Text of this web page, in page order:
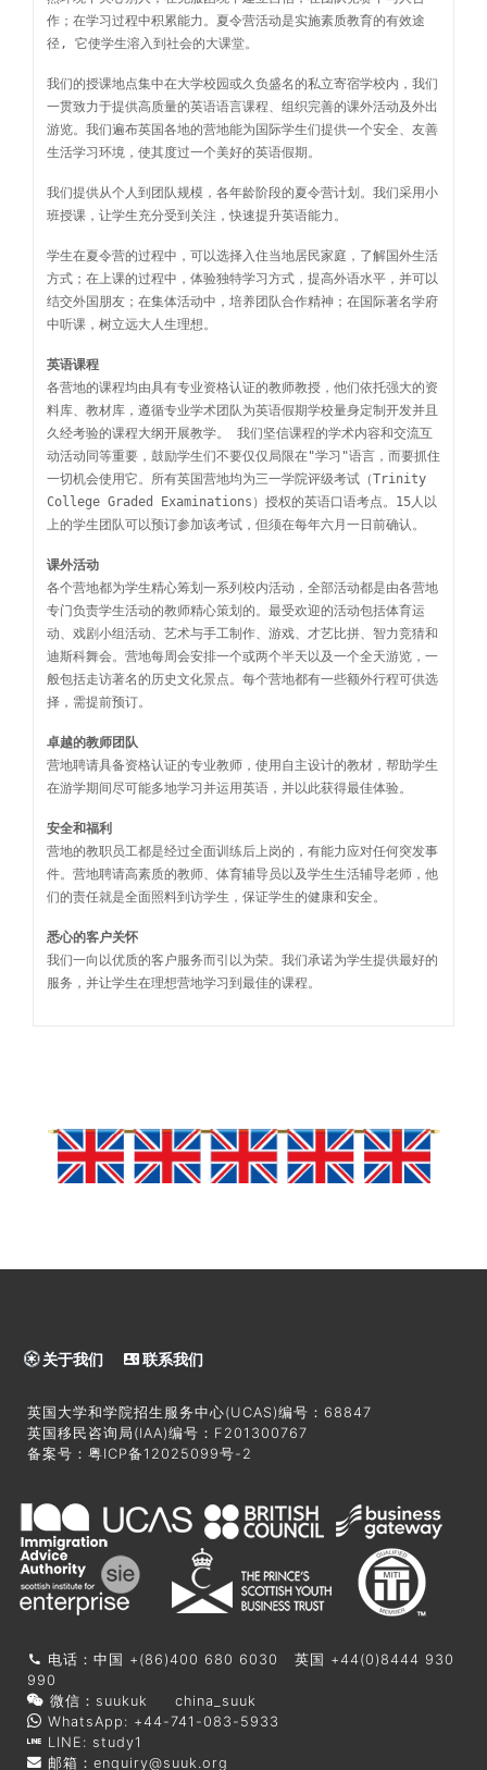
作；在学习过程中积累能力。夏令营活动是实施素质教育的有效途
径, 它使学生溶入到社会的大课堂。
我们的授课地点集中在大学校园或久负盛名的私立寄宿学校内，我们
一贯致力于提供高质量的英语语言课程、组织完善的课外活动及外出
游览。我们遍布英国各地的营地能为国际学生们提供一个安全、友善
生活学习环境，使其度过一个美好的英语假期。
我们提供从个人到团队规模，各年龄阶段的夏令营计划。我们采用小
班授课，让学生充分受到关注，快速提升英语能力。
学生在夏令营的过程中，可以选择入住当地居民家庭，了解国外生活
方式；在上课的过程中，体验独特学习方式，提高外语水平，并可以
结交外国朋友；在集体活动中，培养团队合作精神；在国际著名学府
中听课，树立远大人生理想。
英语课程
各营地的课程均由具有专业资格认证的教师教授，他们依托强大的资
料库、教材库，遵循专业学术团队为英语假期学校量身定制开发并且
久经考验的课程大纲开展教学。 我们坚信课程的学术内容和交流互
动活动同等重要，鼓励学生们不要仅仅局限在"学习"语言，而要抓住
一切机会使用它。所有英国营地均为三一学院评级考试（Trinity
College Graded Examinations）授权的英语口语考点。15人以
上的学生团队可以预订参加该考试，但须在每年六月一日前确认。
课外活动
各个营地都为学生精心筹划一系列校内活动，全部活动都是由各营地
专门负责学生活动的教师精心策划的。最受欢迎的活动包括体育运
动、戏剧小组活动、艺术与手工制作、游戏、才艺比拼、智力竞猜和
迪斯科舞会。营地每周会安排一个或两个半天以及一个全天游览，一
般包括走访著名的历史文化景点。每个营地都有一些额外行程可供选
择，需提前预订。
卓越的教师团队
营地聘请具备资格认证的专业教师，使用自主设计的教材，帮助学生
在游学期间尽可能多地学习并运用英语，并以此获得最佳体验。
安全和福利
营地的教职员工都是经过全面训练后上岗的，有能力应对任何突发事
件。营地聘请高素质的教师、体育辅导员以及学生生活辅导老师，他
们的责任就是全面照料到访学生，保证学生的健康和安全。
悉心的客户关怀
我们一向以优质的客户服务而引以为荣。我们承诺为学生提供最好的
服务，并让学生在理想营地学习到最佳的课程。
关于我们 联系我们
英国大学和学院招生服务中心(UCAS)编号：68847
英国移民咨询局(IAA)编号：F201300767
备案号： 粤ICP备12025099号-2
电话：中国 +(86)400 680 6030 英国 +44(0)8444 930
990
微信：suukuk china_suuk
WhatsApp: +44-741-083-5933
LINE: study1
邮箱： enquiry@suuk.org